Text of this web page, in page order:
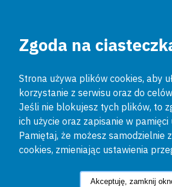
Zgoda na
Strona używa plików cookies, aby
korzystanie z serwisu oraz do
Jeśli nie blokujesz tych plików, to
ich użycie oraz zapisanie w pamięci
Pamiętaj, że możesz samodzielnie
cookies, zmieniając ustawienia
Akceptuję, zamknij